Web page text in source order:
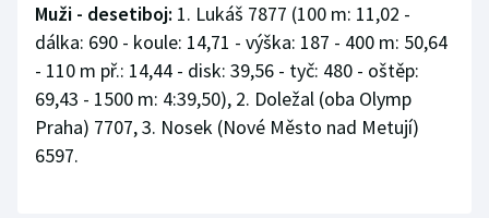
Muži - desetiboj: 1. Lukáš 7877 (100 m: 11,02 -
dálka: 690 - koule: 14,71 - výška: 187 - 400 m: 50,64
- 110 m př.: 14,44 - disk: 39,56 - tyč: 480 - oštěp:
69,43 - 1500 m: 4:39,50), 2. Doležal (oba Olymp
Praha) 7707, 3. Nosek (Nové Město nad Metují)
6597.